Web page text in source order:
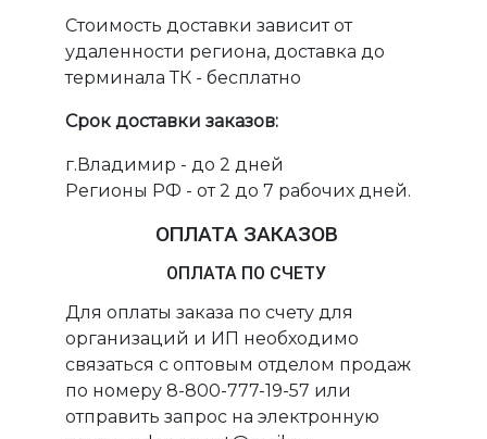
Стоимость доставки зависит от
удаленности региона, доставка до
терминала ТК - бесплатно
Срок доставки заказов:
г.Владимир - до 2 дней
Регионы РФ - от 2 до 7 рабочих дней.
ОПЛАТА ЗАКАЗОВ
ОПЛАТА ПО СЧЕТУ
Для оплаты заказа по счету для
организаций и ИП необходимо
связаться с оптовым отделом продаж
по номеру 8-800-777-19-57 или
отправить запрос на электронную